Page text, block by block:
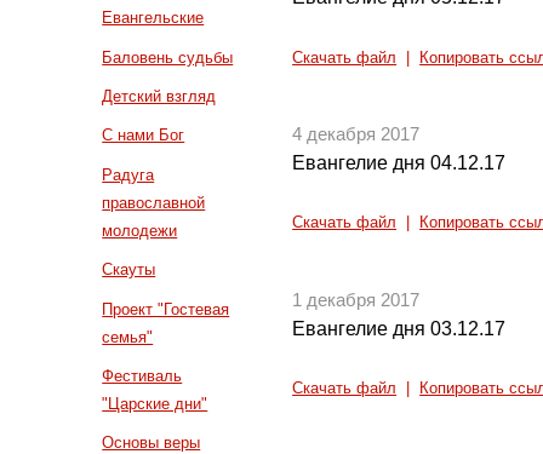
Евангельские
Баловень судьбы
Детский взгляд
С нами Бог
Радуга
православной
молодежи
Скауты
Проект "Гостевая
семья"
Фестиваль
"Царские дни"
Основы веры
Скачать файл Копировать
4 декабря 2017
Евангелие дня 04.12.17
Скачать файл Копировать
1 декабря 2017
Евангелие дня 03.12.17
Скачать файл Копировать